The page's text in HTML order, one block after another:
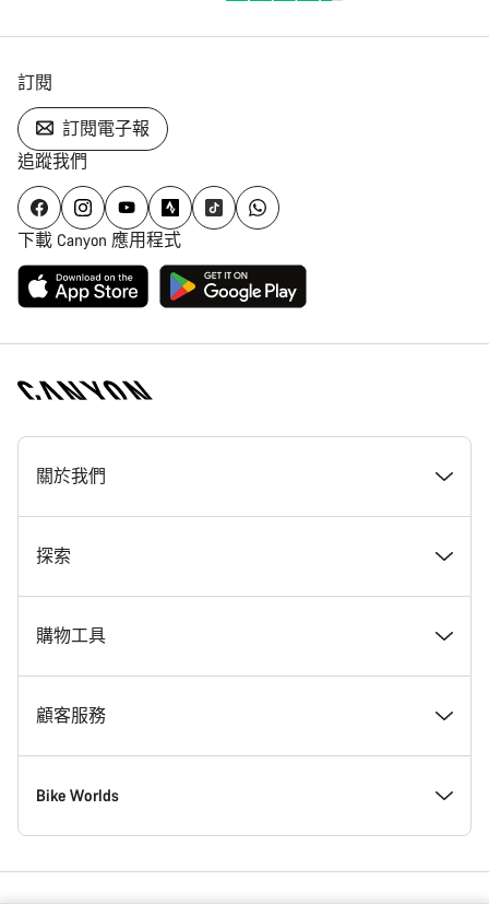
訂閱
訂閱電子報
追蹤我們
下載 Canyon 應用程式
[footer.linksList.title]
關於我們
獎勵
Canyon 工作一覽
Canyon 新聞室
條款 & 細則
法律聲明
探索
最新消息 & 故事
Tips & Advice
Canyon Home 科布倫茲
會員福利
購物工具
尋找夢想中的 Canyon
現貨自行車
尋找專屬的 Canyon 尺寸
顧客服務
支援中心
服務據點
Bike Worlds
公路